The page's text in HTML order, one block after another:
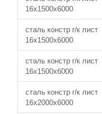
16x1500x6000
сталь констр г/к лист
16x1500x6000
сталь констр г/к лист
16x1500x6000
сталь констр г/к лист
16x2000x6000